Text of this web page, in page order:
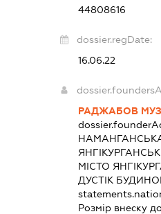
44808616
dossier.regDate:
16.06.22
РАДЖАБОВ
МІСТО
ДУСТІК
Розмір внеску